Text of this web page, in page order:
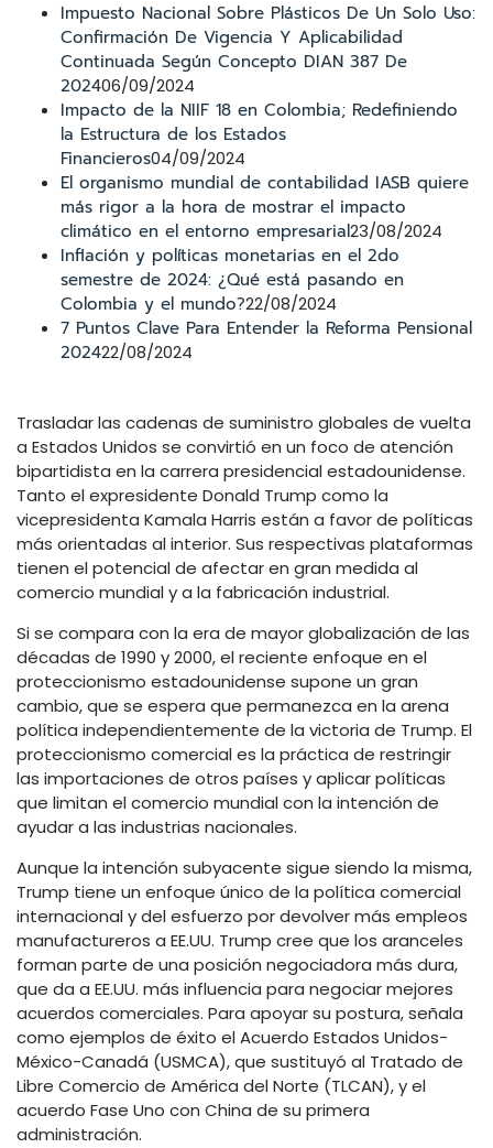
Impuesto Nacional Sobre Plásticos De Un Solo Uso:
Confirmación De Vigencia Y Aplicabilidad
Continuada Según Concepto DIAN 387 De
202406/09/2024
Impacto de la NIIF 18 en Colombia; Redefiniendo
la Estructura de los Estados
Financieros04/09/2024
El organismo mundial de contabilidad IASB quiere
más rigor a la hora de mostrar el impacto
climático en el entorno empresarial23/08/2024
Inflación y políticas monetarias en el 2do
semestre de 2024: ¿Qué está pasando en
Colombia y el mundo?22/08/2024
7 Puntos Clave Para Entender la Reforma Pensional
202422/08/2024
Trasladar las cadenas de suministro globales de vuelta
a Estados Unidos se convirtió en un foco de atención
bipartidista en la carrera presidencial estadounidense.
Tanto el expresidente Donald Trump como la
vicepresidenta Kamala Harris están a favor de políticas
más orientadas al interior. Sus respectivas plataformas
tienen el potencial de afectar en gran medida al
comercio mundial y a la fabricación industrial.
Si se compara con la era de mayor globalización de las
décadas de 1990 y 2000, el reciente enfoque en el
proteccionismo estadounidense supone un gran
cambio, que se espera que permanezca en la arena
política independientemente de la victoria de Trump. El
proteccionismo comercial es la práctica de restringir
las importaciones de otros países y aplicar políticas
que limitan el comercio mundial con la intención de
ayudar a las industrias nacionales.
Aunque la intención subyacente sigue siendo la misma,
Trump tiene un enfoque único de la política comercial
internacional y del esfuerzo por devolver más empleos
manufactureros a EE.UU. Trump cree que los aranceles
forman parte de una posición negociadora más dura,
que da a EE.UU. más influencia para negociar mejores
acuerdos comerciales. Para apoyar su postura, señala
como ejemplos de éxito el Acuerdo Estados Unidos-
México-Canadá (USMCA), que sustituyó al Tratado de
Libre Comercio de América del Norte (TLCAN), y el
acuerdo Fase Uno con China de su primera
administración.